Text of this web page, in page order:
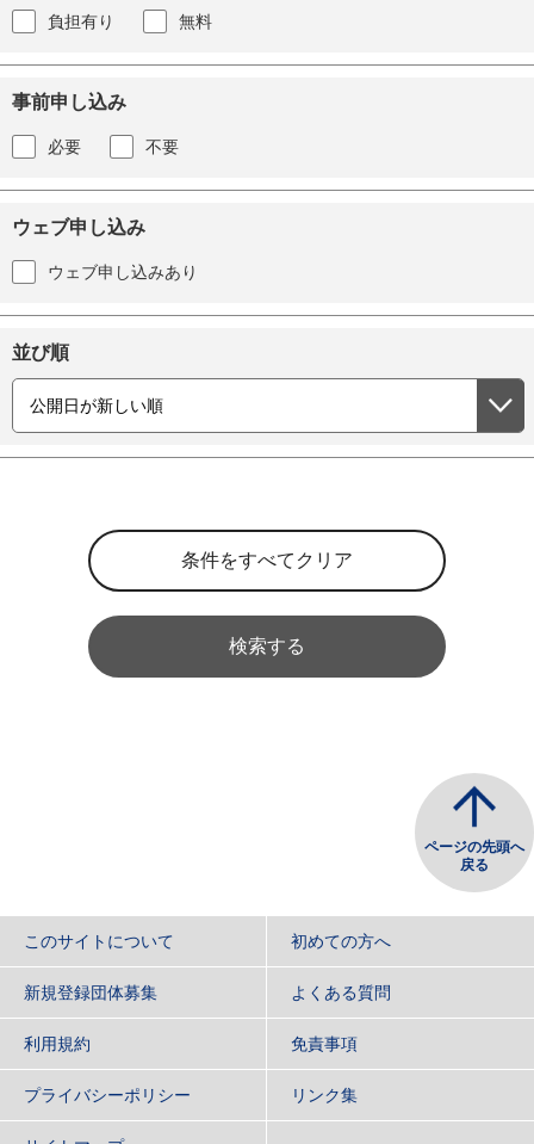
負担有り 無料
事前申し込み
必要 不要
ウェブ申し込み
ウェブ申し込みあり
並び順
検索する
ページの先頭へ
戻る
このサイトについて 初めての方へ
新規登録団体募集 よくある質問
利用規約 免責事項
プライバシーポリシー リンク集